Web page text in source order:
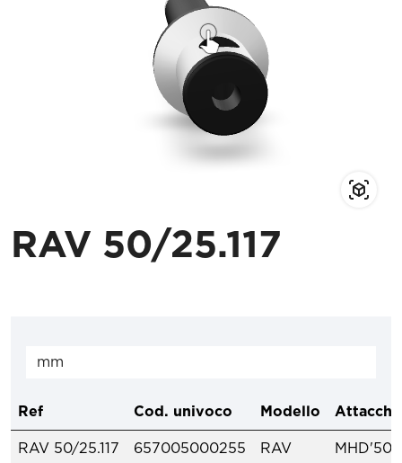
RAV 50/25.117
Ref Cod. univoco Modello Attacchi
RAV 50/25.117 657005000255 RAV MHD'50